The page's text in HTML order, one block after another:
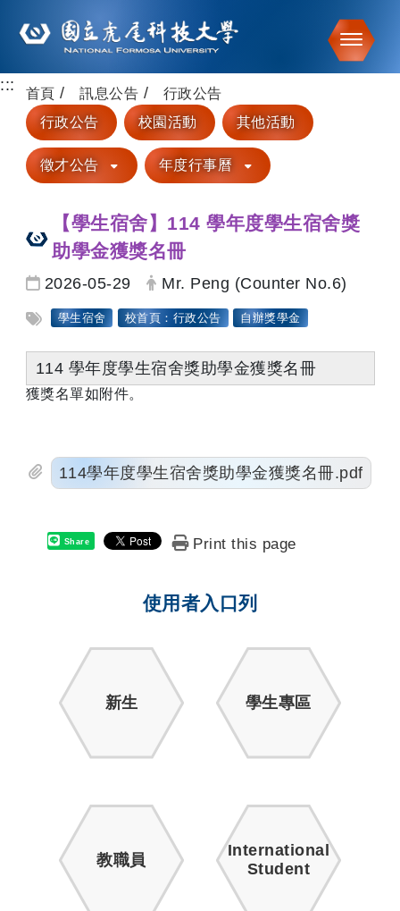
跳到主要內容
::: 首頁 訊息公告
行政公告
行政公告
校園活動 其他活動
徵才公告 年度行事曆
【學生宿舍】114 學年度學生宿舍獎
助學金獲獎名冊
日期：
2026-05-29 發布者：
Mr. Peng (Counter No.6)
標籤：
學生宿舍 校首頁：行政公告 自辦獎學金
114 學年度學生宿舍獎助學金獲獎名冊
獲獎名單如附件。
114學年度學生宿舍獎助學金獲獎名冊.pdf
Share Print this page
使用者入口列
新生 學生專區
教職員
International
Student